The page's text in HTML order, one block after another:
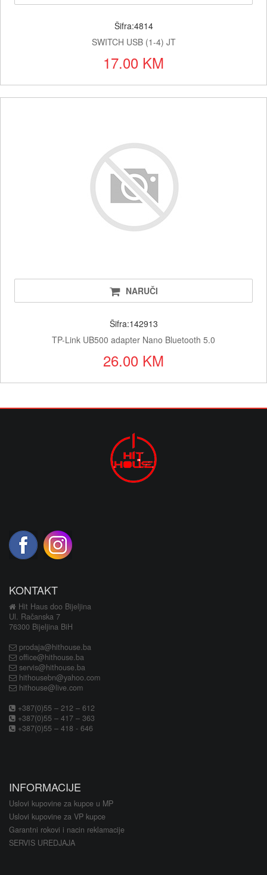
Šifra:4814
SWITCH USB (1-4) JT
17.00 KM
NARUČI
Šifra:142913
TP-Link UB500 adapter Nano Bluetooth 5.0
26.00 KM
KONTAKT
Hit Haus doo Bijeljina
Ul. Račanska 7
76300 Bijeljina BiH
prodaja@hithouse.ba
office@hithouse.ba
servis@hithouse.ba
hithousebn@yahoo.com
hithouse@live.com
+387(0)55 – 212 – 612
+387(0)55 – 417 – 363
+387(0)55 – 418 - 646
INFORMACIJE
Uslovi kupovine za kupce u MP
Uslovi kupovine za VP kupce
Garantni rokovi i nacin reklamacije
SERVIS UREDJAJA